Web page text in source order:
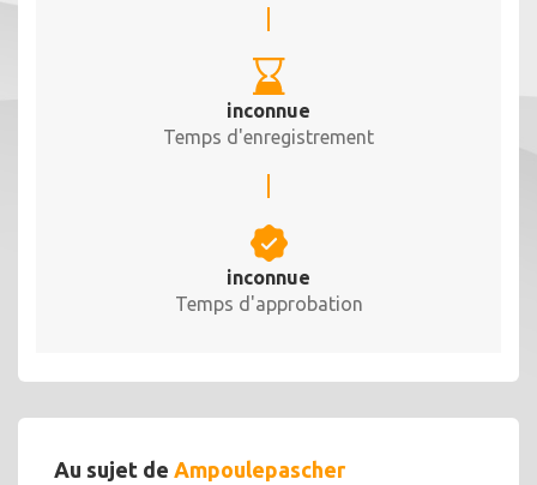
inconnue
Temps d'enregistrement
inconnue
Temps d'approbation
Au sujet de Ampoulepascher